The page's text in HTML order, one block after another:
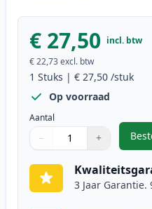
€ 27,50 incl. btw
€ 22,73excl. btw
1 Stuks | € 27,50 /stuk
Op voorraad
Aantal
Gebruik de knoppen om
− +
1
3 Jaar Garantie.